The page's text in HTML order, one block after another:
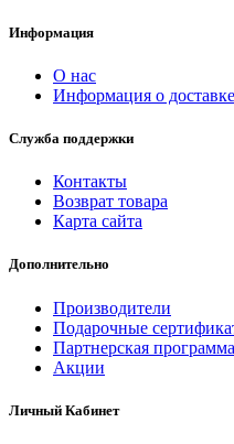
Информация
О нас
Информация о доставке
Служба поддержки
Контакты
Возврат товара
Карта сайта
Дополнительно
Производители
Подарочные
Партнерская программа
Акции
Личный Кабинет